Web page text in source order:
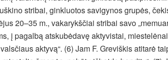
stribai, ginkluotos savigynos grupės,
20–35 m., vakarykščiai stribai savo
į pagalbą atskubėdavę aktyvistai,
aktyvą“. (6) Jam F. Greviškis atitarė